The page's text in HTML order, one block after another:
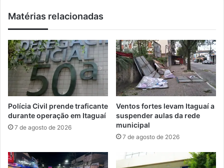
n
o
n
l
e
m
b
s
c
b
e
r
o
j
P
e
e
i
Matérias relacionadas
Polícia Civil prende traficante
durante operação em Itaguaí
7 de agosto de 2026
Ventos fortes levam Itaguaí a
suspender aulas da rede
municipal
7 de agosto de 2026